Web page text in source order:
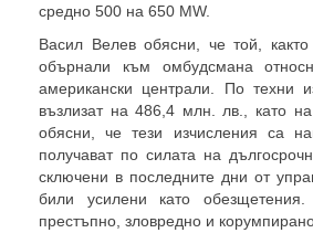
средно 500 на 650 MW.
Васил Велев обясни, че той,
обърнали към омбудсмана
американски централи. По техни
възлизат на 486,4 млн. лв., като
обясни, че тези изчисления са
получават по силата на
сключени в последните дни от
били усилени като
престъпно, зловредно и